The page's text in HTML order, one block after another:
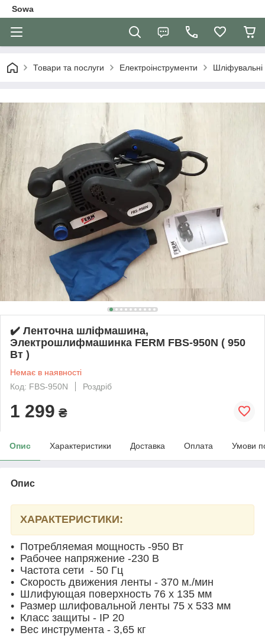
Sowa
Товари та послуги Електроінструменти
✔️ Ленточна шліфмашина,
Электрошлифмашинка FERM FBS-950N ( 950
Вт )
Немає в наявності
Код: FBS-950N
Роздріб
1 299 ₴
Опис Характеристики Доставка Оплата Умови
Опис
ХАРАКТЕРИСТИКИ:
• Потребляемая мощность -950 Вт
• Рабочее напряжение -230 В
• Частота сети - 50 Гц
• Cкорость движения ленты - 370 м./мин
• Шлифующая поверхность 76 х 135 мм
• Размер шлифовальной ленты 75 х 533 мм
• Класс защиты - IP 20
• Вес инструмента - 3,65 кг